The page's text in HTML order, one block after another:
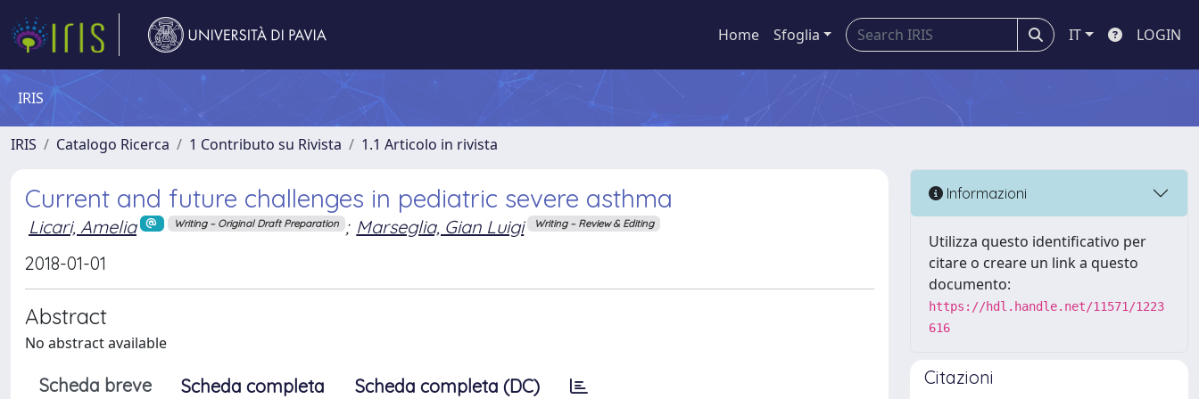
Home Sfoglia IT LOGIN
IRIS
IRIS Catalogo Ricerca 1 Contributo su Rivista 1.1 Articolo in rivista
Current and future challenges in pediatric severe asthma
Licari, Amelia Writing – Original Draft Preparation ; Marseglia, Gian Luigi Writing – Review & Editing
2018-01-01
Abstract
No abstract available
Scheda breve Scheda completa Scheda completa (DC)
Informazioni
Utilizza questo identificativo per
citare o creare un link a questo
documento:
https://hdl.handle.net/11571/1223
616
Citazioni